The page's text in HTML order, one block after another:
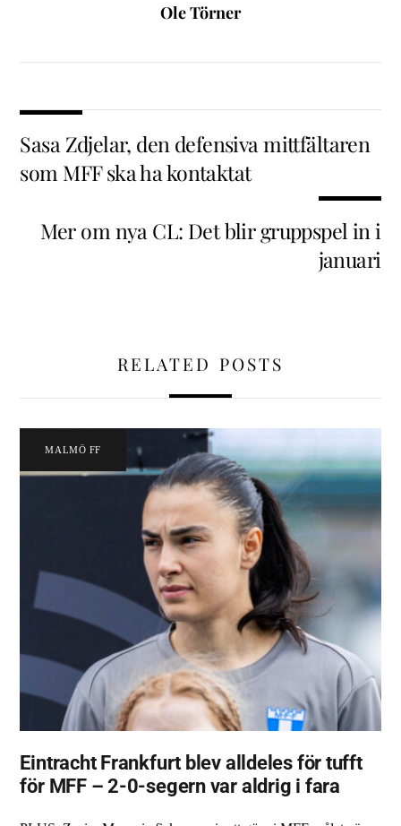
Ole Törner
Sasa Zdjelar, den defensiva mittfältaren
som MFF ska ha kontaktat
Mer om nya CL: Det blir gruppspel in i
januari
RELATED POSTS
MALMÖ FF
Eintracht Frankfurt blev alldeles för tufft
för MFF – 2-0-segern var aldrig i fara